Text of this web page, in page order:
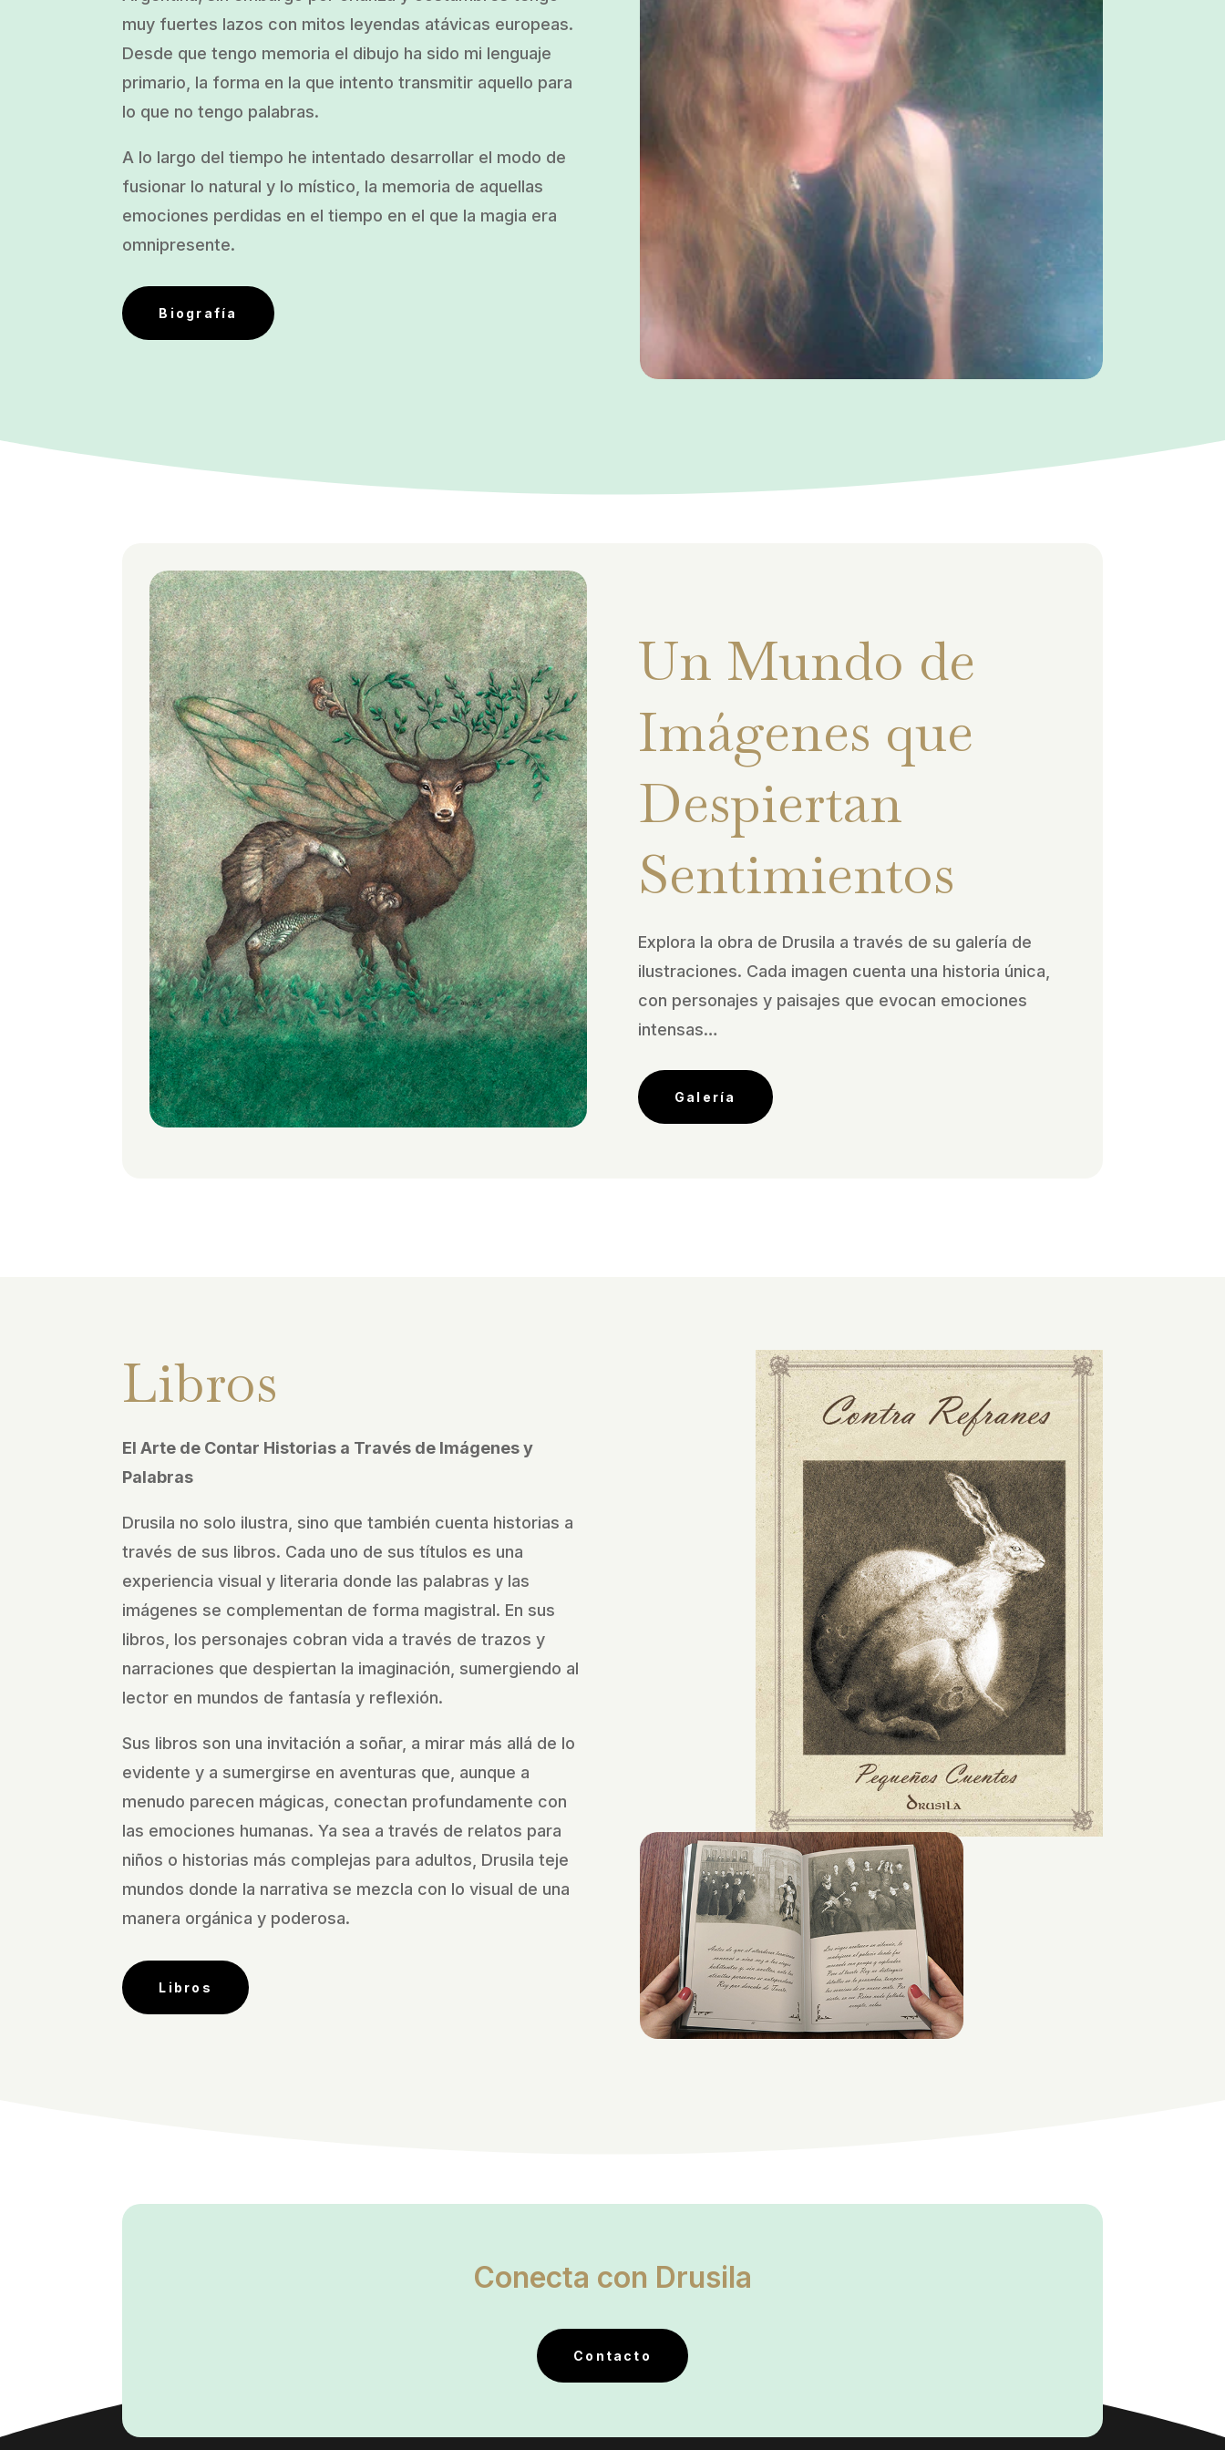
muy fuertes lazos con mitos leyendas atávicas europeas.
Desde que tengo memoria el dibujo ha sido mi lenguaje
primario, la forma en la que intento transmitir aquello para
lo que no tengo palabras.
A lo largo del tiempo he intentado desarrollar el modo de
fusionar lo natural y lo místico, la memoria de aquellas
emociones perdidas en el tiempo en el que la magia era
omnipresente.
Biografía
Un Mundo de
Imágenes que
Despiertan
Sentimientos
Explora la obra de Drusila a través de su galería de
ilustraciones. Cada imagen cuenta una historia única,
con personajes y paisajes que evocan emociones
intensas…
Galería
Libros
El Arte de Contar Historias a Través de Imágenes y
Palabras
Drusila no solo ilustra, sino que también cuenta historias a
través de sus libros. Cada uno de sus títulos es una
experiencia visual y literaria donde las palabras y las
imágenes se complementan de forma magistral. En sus
libros, los personajes cobran vida a través de trazos y
narraciones que despiertan la imaginación, sumergiendo al
lector en mundos de fantasía y reflexión.
Sus libros son una invitación a soñar, a mirar más allá de lo
evidente y a sumergirse en aventuras que, aunque a
menudo parecen mágicas, conectan profundamente con
las emociones humanas. Ya sea a través de relatos para
niños o historias más complejas para adultos, Drusila teje
mundos donde la narrativa se mezcla con lo visual de una
manera orgánica y poderosa.
Libros
Conecta con Drusila
Contacto